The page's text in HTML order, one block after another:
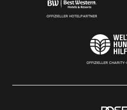
OFFIZIELLER HOTELPARTNER
OFFIZIELLER